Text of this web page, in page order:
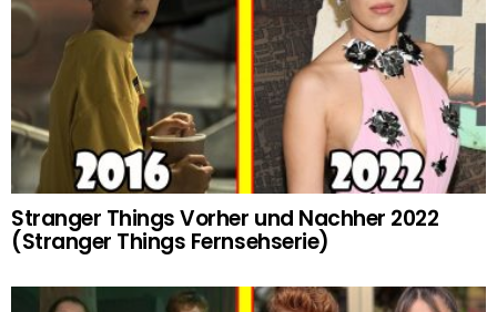
Stranger Things Vorher und Nachher 2022
(Stranger Things Fernsehserie)